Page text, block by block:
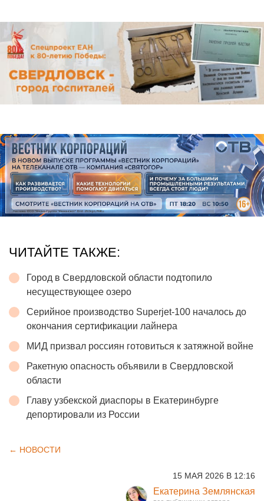
ЧИТАЙТЕ ТАКЖЕ:
Город в Свердловской области подтопило
несуществующее озеро
Серийное производство Superjet-100 началось до
окончания сертификации лайнера
МИД призвал россиян готовиться к затяжной войне
Ракетную опасность объявили в Свердловской
области
Главу узбекской диаспоры в Екатеринбурге
депортировали из России
← НОВОСТИ
15 МАЯ 2026 В 12:16
Екатерина Землянская